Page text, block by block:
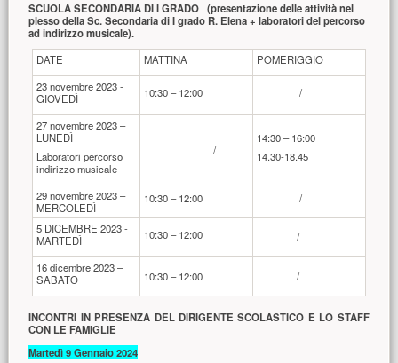
SCUOLA SECONDARIA DI I GRADO (presentazione delle attività nel
plesso della Sc. Secondaria di I grado R. Elena +laboratori del percorso
ad indirizzo musicale).
DATE
MATTINA
POMERIGGIO
23 novembre 2023 -
GIOVEDÌ
10:30 – 12:00 /
27 novembre 2023 –
LUNEDÌ
Laboratori percorso
indirizzo musicale
/
14:30 – 16:00
14.30-18.45
29 novembre 2023 –
MERCOLEDÌ
10:30 – 12:00 /
5 DICEMBRE 2023 -
MARTEDÌ
10:30 – 12:00 /
16 dicembre 2023 –
SABATO
10:30 – 12:00 /
INCONTRI IN PRESENZA DEL DIRIGENTE SCOLASTICO E LO STAFF
CON LE FAMIGLIE
Martedì 9 Gennaio 2024